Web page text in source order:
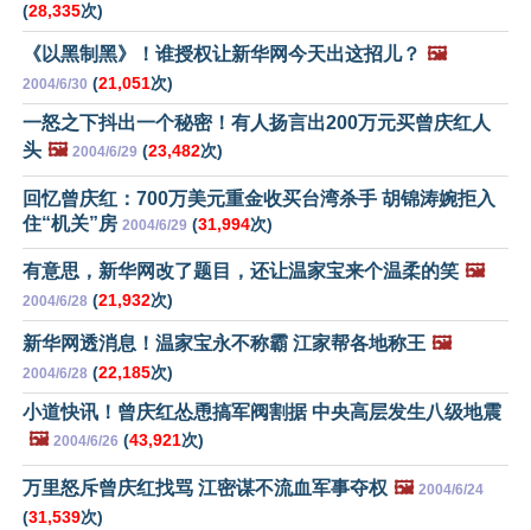
(28,335次)
《以黑制黑》！谁授权让新华网今天出这招儿？ 🖼️
2004/6/30 (21,051次)
一怒之下抖出一个秘密！有人扬言出200万元买曾庆红人
头 🖼️ 2004/6/29 (23,482次)
回忆曾庆红：700万美元重金收买台湾杀手 胡锦涛婉拒入
住“机关”房 2004/6/29 (31,994次)
有意思，新华网改了题目，还让温家宝来个温柔的笑 🖼️
2004/6/28 (21,932次)
新华网透消息！温家宝永不称霸 江家帮各地称王 🖼️
2004/6/28 (22,185次)
小道快讯！曾庆红怂恿搞军阀割据 中央高层发生八级地震
🖼️ 2004/6/26 (43,921次)
万里怒斥曾庆红找骂 江密谋不流血军事夺权 🖼️ 2004/6/24
(31,539次)